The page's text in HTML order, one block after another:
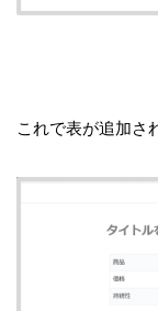
これで表が追加さ